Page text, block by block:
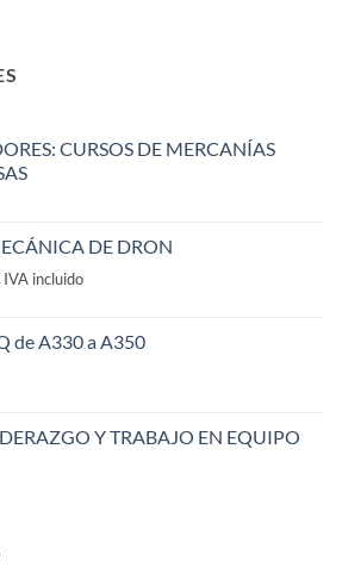
CURSOS DE MERCANÍAS
DE DRON
IVA incluido
de A330 a A350
Y TRABAJO EN EQUIPO